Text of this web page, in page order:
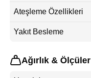
Ateşleme Özellikleri
Yakıt Besleme
Ağırlık & Ölçüler